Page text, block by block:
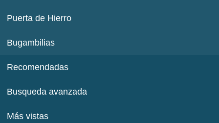
Puerta de Hierro
Bugambilias
Recomendadas
Busqueda avanzada
Más vistas